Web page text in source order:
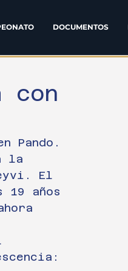
DOCUMENTOS
con
Pando.
la
El
19 años